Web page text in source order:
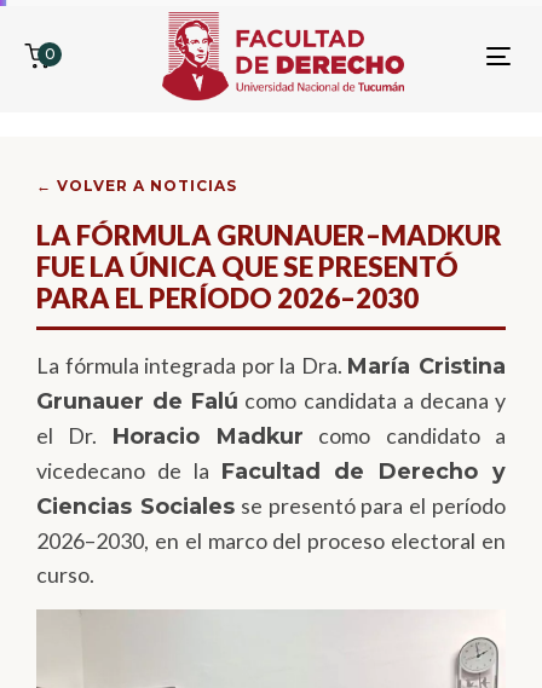
0
← VOLVER A NOTICIAS
LA FÓRMULA GRUNAUER–MADKUR
FUE LA ÚNICA QUE SE PRESENTÓ
PARA EL PERÍODO 2026–2030
La fórmula integrada por la Dra. María Cristina
Grunauer de Falú como candidata a decana y
el Dr. Horacio Madkur como candidato a
vicedecano de la Facultad de Derecho y
Ciencias Socialesse presentó para el período
2026–2030, en el marco del proceso electoral en
curso.